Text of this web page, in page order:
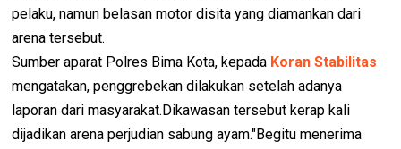
pelaku, namun belasan motor disita yang diamankan dari
arena tersebut.
Sumber aparat Polres Bima Kota, kepada Koran Stabilitas
mengatakan, penggrebekan dilakukan setelah adanya
laporan dari masyarakat.Dikawasan tersebut kerap kali
dijadikan arena perjudian sabung ayam."Begitu menerima